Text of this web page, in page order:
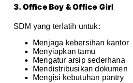
3. Office Boy & Office Girl
SDM yang terlatih untuk:
Menjaga kebersihan kantor
Menyiapkan tamu
Mengatur arsip sederhana
Mendistribusikan dokumen
Mengisi kebutuhan pantry